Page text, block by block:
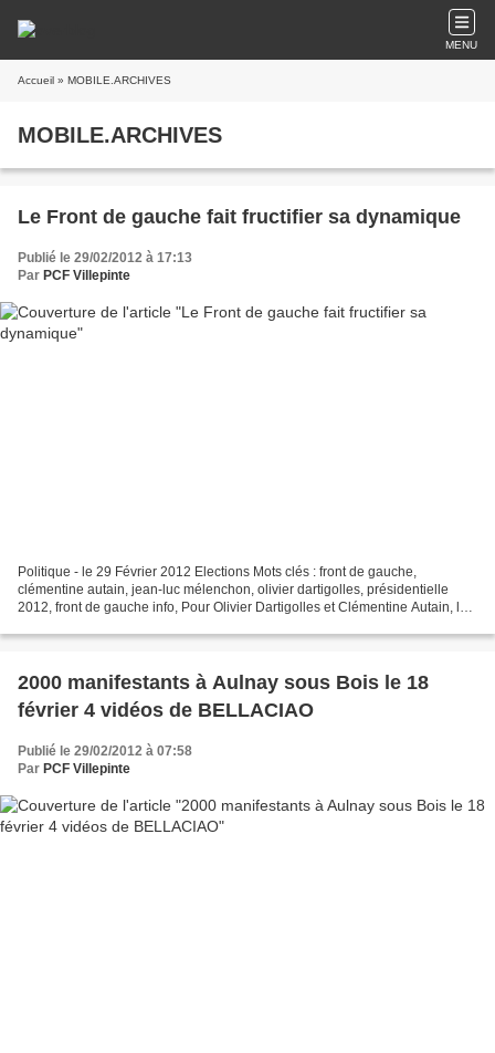
MENU
Accueil » MOBILE.ARCHIVES
MOBILE.ARCHIVES
Le Front de gauche fait fructifier sa dynamique
Publié le 29/02/2012 à 17:13
Par PCF Villepinte
Politique - le 29 Février 2012 Elections Mots clés : front de gauche,
clémentine autain, jean-luc mélenchon, olivier dartigolles, présidentielle
2012, front de gauche info, Pour Olivier Dartigolles et Clémentine Autain, les
2000 manifestants à Aulnay sous Bois le 18
février 4 vidéos de BELLACIAO
Publié le 29/02/2012 à 07:58
Par PCF Villepinte